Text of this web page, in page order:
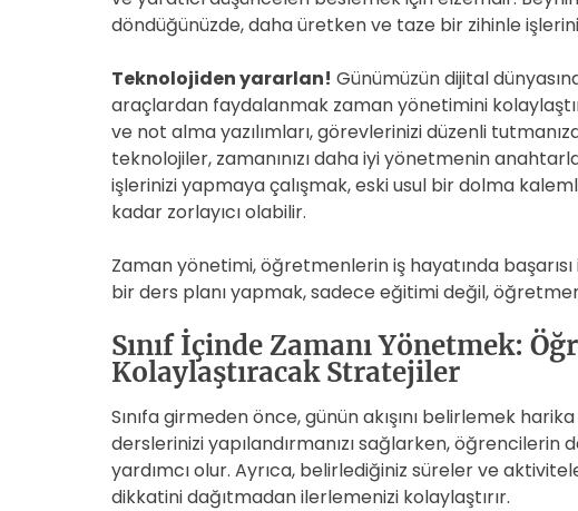
döndüğünüzde, daha üretken ve taze bir zihinle
Teknolojiden yararlan! Günümüzün dijital
araçlardan faydalanmak zaman yönetimini
ve not alma yazılımları, görevlerinizi düzenli
teknolojiler, zamanınızı daha iyi yönetmenin
işlerinizi yapmaya çalışmak, eski usul bir dolma
kadar zorlayıcı olabilir.
Zaman yönetimi, öğretmenlerin iş hayatında
bir ders planı yapmak, sadece eğitimi değil,
Sınıf İçinde Zamanı Yönetmek:
Kolaylaştıracak Stratejiler
Sınıfa girmeden önce, günün akışını belirlemek
derslerinizi yapılandırmanızı sağlarken,
yardımcı olur. Ayrıca, belirlediğiniz süreler ve
dikkatini dağıtmadan ilerlemenizi kolaylaştırır.